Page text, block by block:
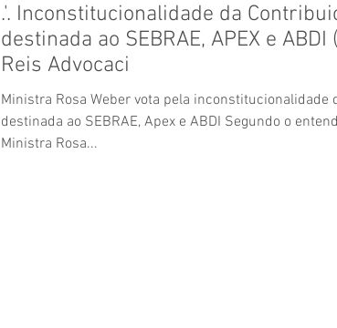
.'. Inconstitucionalidade da
destinada ao SEBRAE, APEX e ABDI
Reis Advocaci
Ministra Rosa Weber vota pela inconstitucionalidade
destinada ao SEBRAE, Apex e ABDI Segundo o
Ministra Rosa...